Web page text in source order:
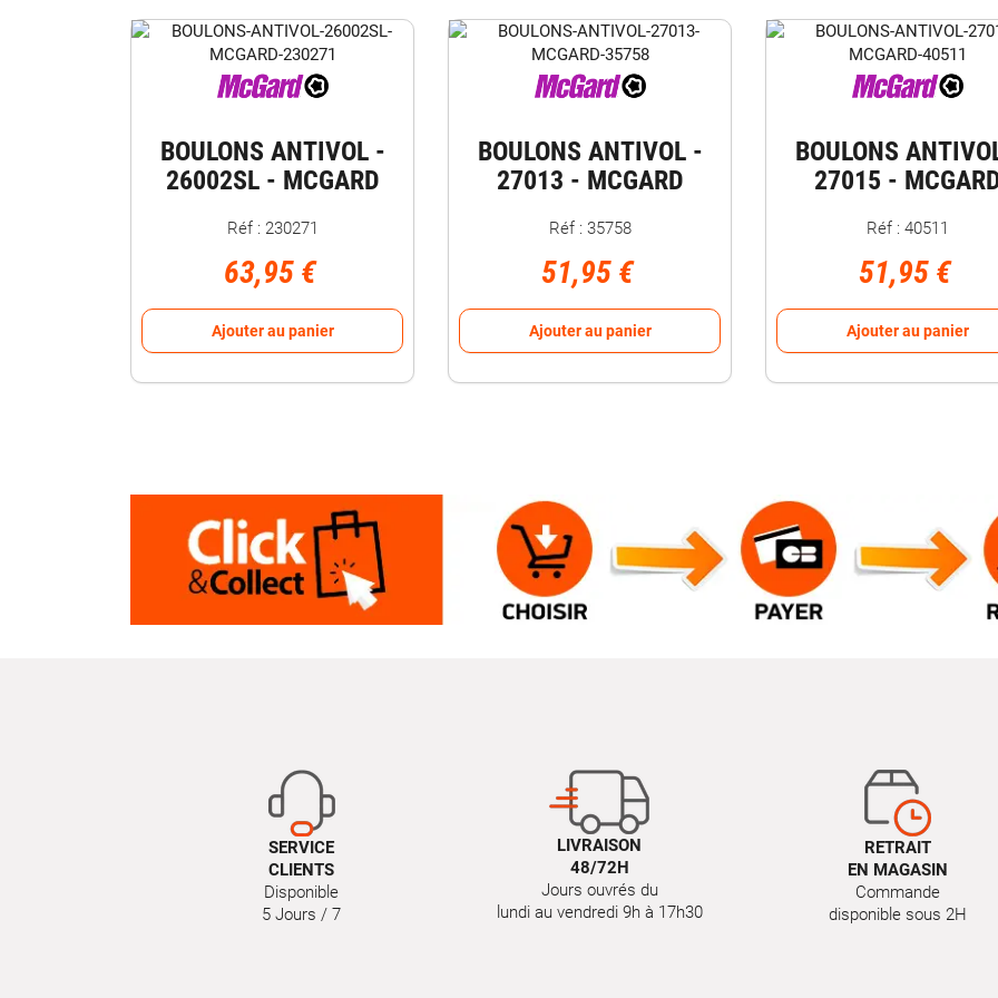
BOULONS ANTIVOL -
26002SL - MCGARD
Réf : 230271
63,95 €
Ajouter au panier
BOULONS ANTIVOL -
27013 - MCGARD
Réf : 35758
51,95 €
Ajouter au panier
BOULONS
27015 -
Réf : 40511
51,95 €
Ajouter au panier
SERVICE
CLIENTS
Disponible
5 Jours / 7
LIVRAISON
48/72H
Jours ouvrés du
lundi au vendredi 9h à 17h30
RETRAIT
EN MAGASIN
Commande
disponible sous 2H